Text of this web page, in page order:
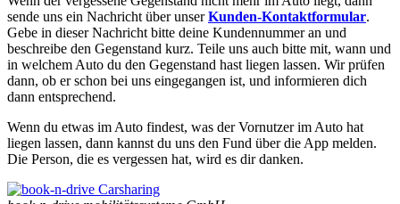
sende uns ein Nachricht über unserKunden-Kontaktformular.
Gebe in dieser Nachricht bitte deine Kundennummer an und
beschreibe den Gegenstand kurz. Teile uns auch bitte mit, wann und
in welchem Auto du den Gegenstand hast liegen lassen. Wir prüfen
dann, ob er schon bei uns eingegangen ist, und informieren dich
dann entsprechend.
Wenn du etwas im Auto findest, was der Vornutzer im Auto hat
liegen lassen, dann kannst du uns den Fund über die App melden.
Die Person, die es vergessen hat, wird es dir danken.